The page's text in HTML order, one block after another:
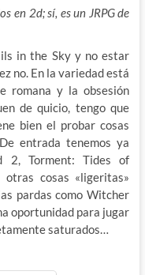
en 2d; sí, es un JRPG de
in the Sky y no estar
no. En la variedad está
romana y la obsesión
de quicio, tengo que
bien el probar cosas
entrada tenemos ya
2, Torment: Tides of
cosas «ligeritas»
pardas como Witcher
oportunidad para jugar
saturados…